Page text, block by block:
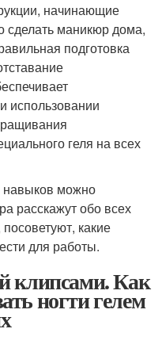
начинающие
сделать маникюр дома,
подготовка
использовании
геля на всех
навыков можно
расскажут обо всех
какие
для работы.
клипсами. Как
ногти гелем